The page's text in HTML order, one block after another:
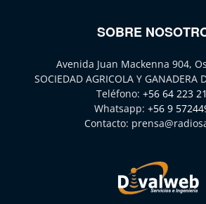
SOBRE
Avenida Juan Mackenna 904,
SOCIEDAD AGRICOLA Y GANADERA
Teléfono: +56 64 223
Whatsapp: +56 9
Contacto: